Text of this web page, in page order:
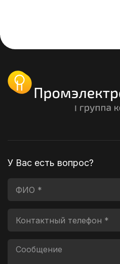
У Вас есть вопрос?